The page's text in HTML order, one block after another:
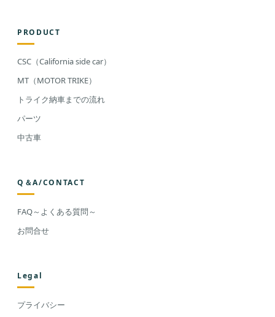
PRODUCT
CSC（California side car）
MT（MOTOR TRIKE）
トライク納車までの流れ
パーツ
中古車
Q＆A/CONTACT
FAQ～よくある質問～
お問合せ
Legal
プライバシー